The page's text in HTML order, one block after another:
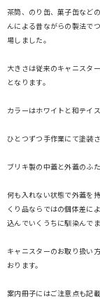
茶筒、のり缶、菓子缶など
んによる昔ながらの製法で
場しました。
大きさは従来のキャニスタ
となります。
カラーはホワイトと和テイ
ひとつずつ手作業にて塗装
ブリキ製の中蓋と外蓋のふ
何も入れない状態で外蓋を
くり品ならではの個体差に
込んでいくうちに馴染んでま
キャニスターのお取り扱い
おります。
案内冊子にはご注意点も記